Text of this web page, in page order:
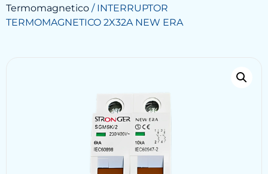
Termomagnetico / INTERRUPTOR
TERMOMAGNETICO 2X32A NEW ERA